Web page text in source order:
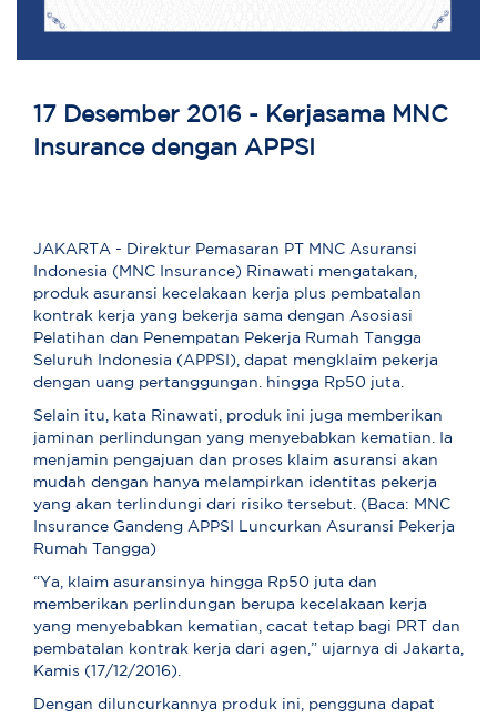
17 Desember 2016 - Kerjasama MNC
Insurance dengan APPSI
JAKARTA - Direktur Pemasaran PT MNC Asuransi
Indonesia (MNC Insurance) Rinawati mengatakan,
produk asuransi kecelakaan kerja plus pembatalan
kontrak kerja yang bekerja sama dengan Asosiasi
Pelatihan dan Penempatan Pekerja Rumah Tangga
Seluruh Indonesia (APPSI), dapat mengklaim pekerja
dengan uang pertanggungan. hingga Rp50 juta.
Selain itu, kata Rinawati, produk ini juga memberikan
jaminan perlindungan yang menyebabkan kematian. Ia
menjamin pengajuan dan proses klaim asuransi akan
mudah dengan hanya melampirkan identitas pekerja
yang akan terlindungi dari risiko tersebut. (Baca: MNC
Insurance Gandeng APPSI Luncurkan Asuransi Pekerja
Rumah Tangga)
“Ya, klaim asuransinya hingga Rp50 juta dan
memberikan perlindungan berupa kecelakaan kerja
yang menyebabkan kematian, cacat tetap bagi PRT dan
pembatalan kontrak kerja dari agen,” ujarnya di Jakarta,
Kamis (17/12/2016).
Dengan diluncurkannya produk ini, pengguna dapat